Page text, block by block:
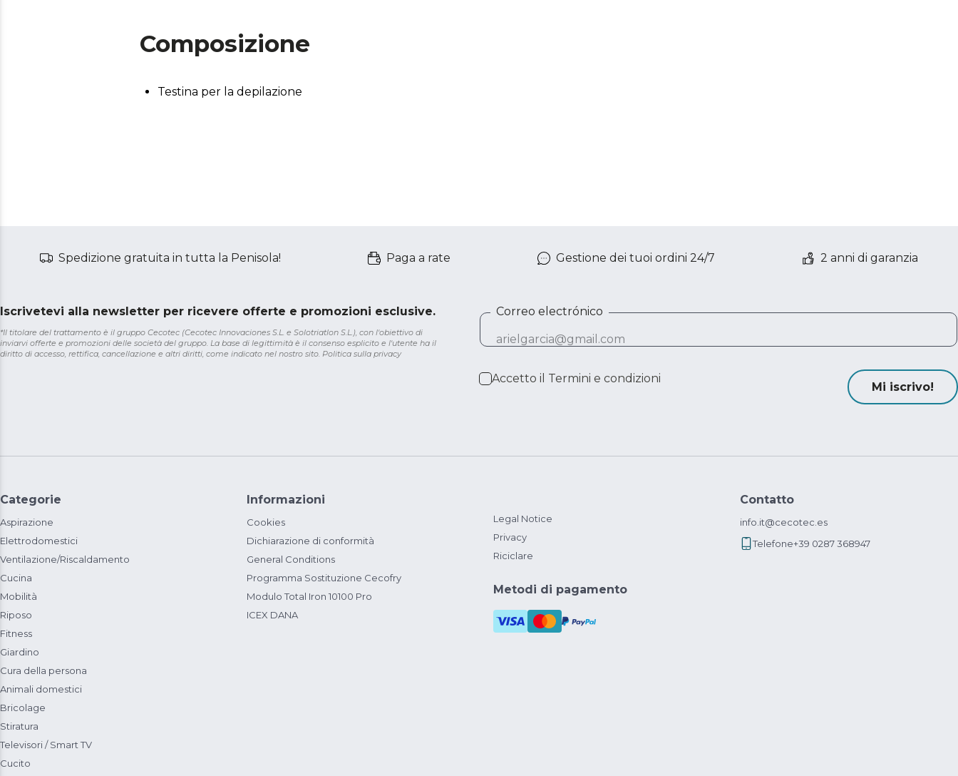
Composizione
Testina per la depilazione
Spedizione gratuita in tutta la Penisola! Paga a rate Gestione dei tuoi ordini 24/7 2 anni di garanzia
Iscrivetevi alla newsletter per ricevere offerte e promozioni esclusive.
*Il titolare del trattamento è il gruppo Cecotec (Cecotec Innovaciones S.L. e Solotriatlon S.L.), con l'obiettivo di
inviarvi offerte e promozioni delle società del gruppo. La base di legittimità è il consenso esplicito e l'utente ha il
diritto di accesso, rettifica, cancellazione e altri diritti, come indicato nel nostro sito. Politica sulla privacy
Correo electrónico
Accetto il Termini e condizioni
Mi iscrivo!
Categorie
Aspirazione
Elettrodomestici
Ventilazione/Riscaldamento
Cucina
Mobilità
Riposo
Fitness
Giardino
Cura della persona
Animali domestici
Bricolage
Stiratura
Televisori / Smart TV
Cucito
Informazioni
Cookies
Dichiarazione di conformità
General Conditions
Programma Sostituzione Cecofry
Modulo Total Iron 10100 Pro
ICEX DANA
Legal Notice
Privacy
Riciclare
Metodi di pagamento
Contatto
info.it@cecotec.es
Telefone+39 0287 368947